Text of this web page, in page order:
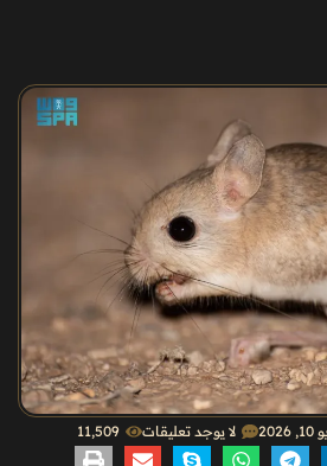
لا يوجد تعليقات 11٬509